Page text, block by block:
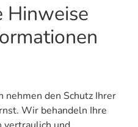
Hinweise
den Schutz Ihrer
Wir behandeln Ihre